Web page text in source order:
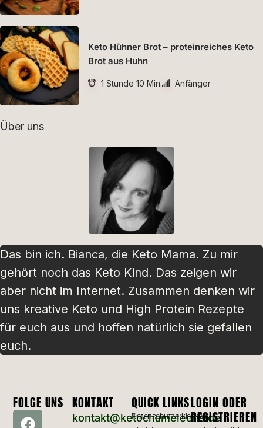
Keto Hühner Brot – proteinreiches Keto
Brot aus Huhn
1 Stunde 10 Min. Anfänger
Über uns
Das bin ich. Bianca, die Keto Mama. Zu mir
gehört noch das Keto Kind. Das zeigen wir
aber nicht im Internet. Zusammen denken wir
uns kreative Keto und High Protein Rezepte
für euch aus und hoffen natürlich sie gefallen
euch.
FOLGE UNS KONTAKT
kontakt@ketochameleons.de
QUICK LINKS
Datenschutzerklärung
LOGIN ODER
REGISTRIEREN